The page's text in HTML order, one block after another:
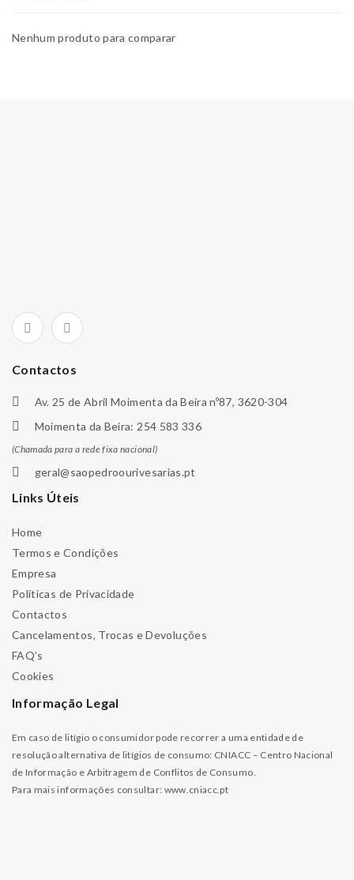
Nenhum produto para comparar
Contactos
Av. 25 de Abril Moimenta da Beira nº87, 3620-304
Moimenta da Beira: 254 583 336
(Chamada para a rede fixa nacional)
geral@saopedroourivesarias.pt
Links Úteis
Home
Termos e Condições
Empresa
Políticas de Privacidade
Contactos
Cancelamentos, Trocas e Devoluções
FAQ’s
Cookies
Informação Legal
Em caso de litígio o consumidor pode recorrer a uma entidade de
resolução alternativa de litígios de consumo: CNIACC – Centro Nacional
de Informação e Arbitragem de Conflitos de Consumo.
Para mais informações consultar: www.cniacc.pt